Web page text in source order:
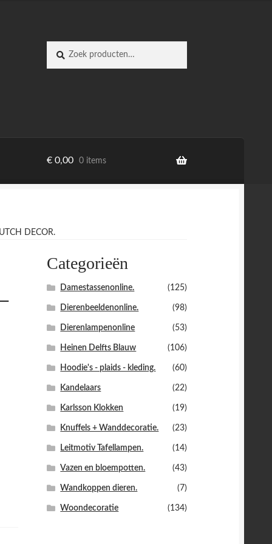
naar:
€0,00 0 items
DECOR.
Categorieën
Damestassenonline. (125)
Dierenbeeldenonline. (98)
Dierenlampenonline (53)
Heinen Delfts Blauw (106)
Hoodie's - plaids - kleding. (60)
Kandelaars (22)
Karlsson Klokken (19)
Knuffels + Wanddecoratie. (23)
Leitmotiv Tafellampen. (14)
Vazen en bloempotten. (43)
Wandkoppen dieren. (7)
Woondecoratie (134)